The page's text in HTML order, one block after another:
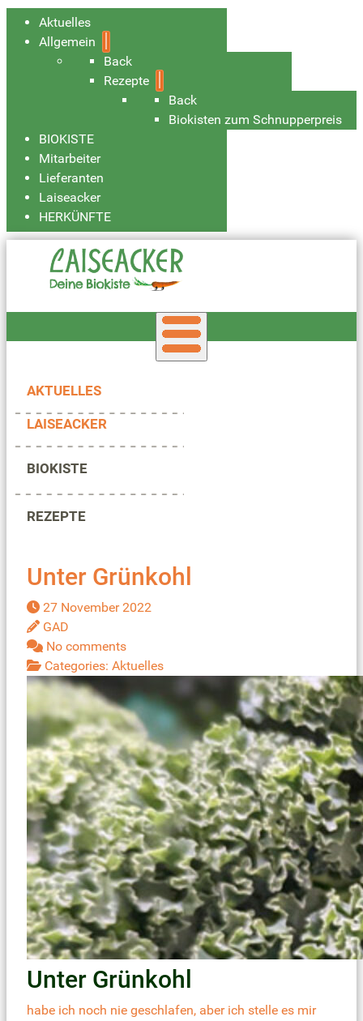
Aktuelles
Allgemein
Back
Rezepte
Back
Biokisten zum Schnupperpreis
BIOKISTE
Mitarbeiter
Lieferanten
Laiseacker
HERKÜNFTE
AKTUELLES
LAISEACKER
BIOKISTE
REZEPTE
Unter Grünkohl
27 November 2022
GAD
No comments
Categories: Aktuelles
Unter Grünkohl
habe ich noch nie geschlafen, aber ich stelle es mir